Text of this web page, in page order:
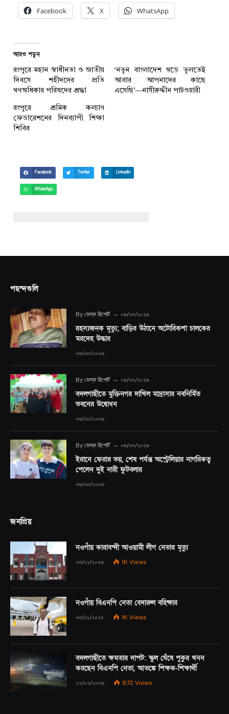
Facebook X WhatsApp
আরও পড়ুন
রংপুরে মহান স্বাধীনতা ও জাতীয়
দিবসে শহীদদের প্রতি
গণঅধিকার পরিষদের শ্রদ্ধা
‘নতুন বাংলাদেশ গড়ে তুলতেই
আবার আপনাদের কাছে
এসেছি’—নাসীরুদ্দীন পাটওয়ারী
রংপুরে শ্রমিক কল্যাণ
ফেডারেশনের দিনব্যাপী শিক্ষা
শিবির
Facebook Twitter LinkedIn
WhatsApp
পছন্দগুলি
By ডেস্ক রিপোর্ট ০৬/০৮/২০২৬
রহস্যজনক মৃত্যু; বাড়ির উঠানে অটোরিকশা চালকের
মরদেহ উদ্ধার
০৬/০৮/২০২৬
By ডেস্ক রিপোর্ট ০৬/০৮/২০২৬
বদলগাছীতে মুক্তিনগর দাখিল মাদ্রাসার নবনির্মিত
ভবনের উদ্বোধন
০৬/০৮/২০২৬
By ডেস্ক রিপোর্ট ০৬/০৮/২০২৬
ইরানে ফেরার ভয়, শেষ পর্যন্ত অস্ট্রেলিয়ার নাগরিকত্ব
পেলেন দুই নারী ফুটবলার
০৬/০৮/২০২৬
জনপ্রিয়
নওগাঁয় কারাবন্দী আওয়ামী লীগ নেতার মৃত্যু
০৩/০১/২০২৬ 1K Views
নওগাঁয় বিএনপি নেতা বেদারুল বহিষ্কার
০৩/১২/২০২৫ 1K Views
বদলগাছীতে ক্ষমতার দাপট: স্কুল ঘেঁষে পুকুর খনন
করছেন বিএনপি নেতা, আতঙ্কে শিক্ষক-শিক্ষার্থী
২২/০২/২০২৬ 872 Views